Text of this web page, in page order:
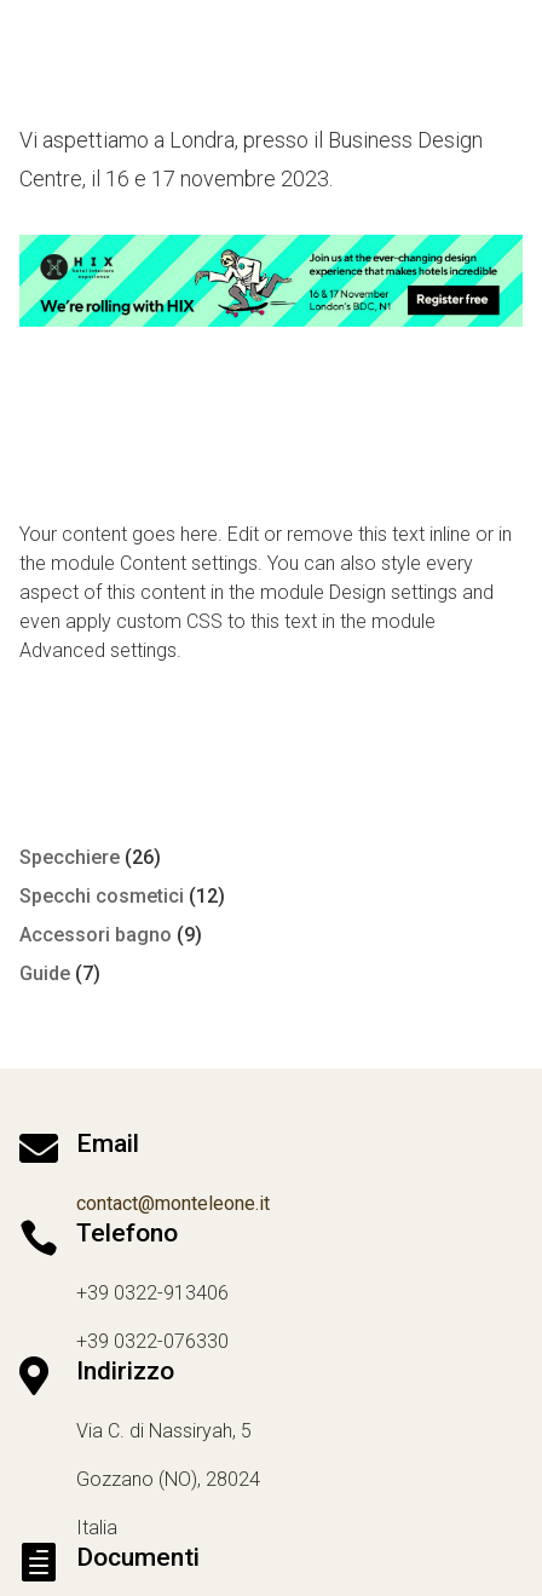
Vi aspettiamo a Londra, presso il Business Design
Centre, il 16 e 17 novembre 2023.
Your content goes here. Edit or remove this text inline or in
the module Content settings. You can also style every
aspect of this content in the module Design settings and
even apply custom CSS to this text in the module
Advanced settings.
Specchiere (26)
Specchi cosmetici (12)
Accessori bagno (9)
Guide (7)
 Email
contact@monteleone.it
 Telefono
+39 0322-913406
+39 0322-076330
 Indirizzo
Via C. di Nassiryah, 5
Gozzano (NO), 28024
Italia
 Documenti